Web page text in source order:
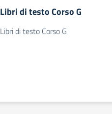
Libri di testo Corso G
Libri di testo Corso G